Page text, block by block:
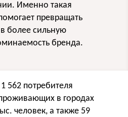
Именно такая
превращать
более сильную
бренда.
562 потребителя
в городах
человек, а также 59